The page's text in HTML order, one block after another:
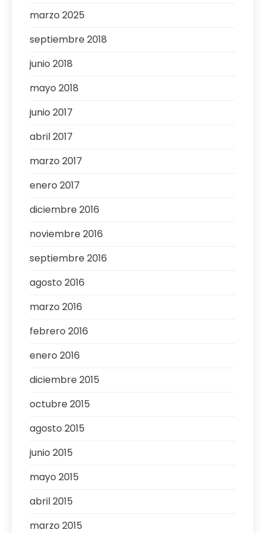
marzo 2025
septiembre 2018
junio 2018
mayo 2018
junio 2017
abril 2017
marzo 2017
enero 2017
diciembre 2016
noviembre 2016
septiembre 2016
agosto 2016
marzo 2016
febrero 2016
enero 2016
diciembre 2015
octubre 2015
agosto 2015
junio 2015
mayo 2015
abril 2015
marzo 2015